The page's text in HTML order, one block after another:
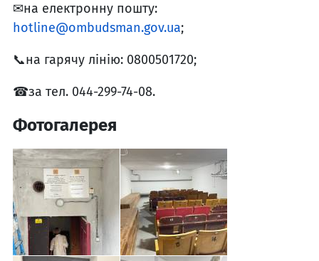
✉на електронну пошту:
hotline@ombudsman.gov.ua;
📞на гарячу лінію: 0800501720;
☎за тел. 044-299-74-08.
Фотогалерея